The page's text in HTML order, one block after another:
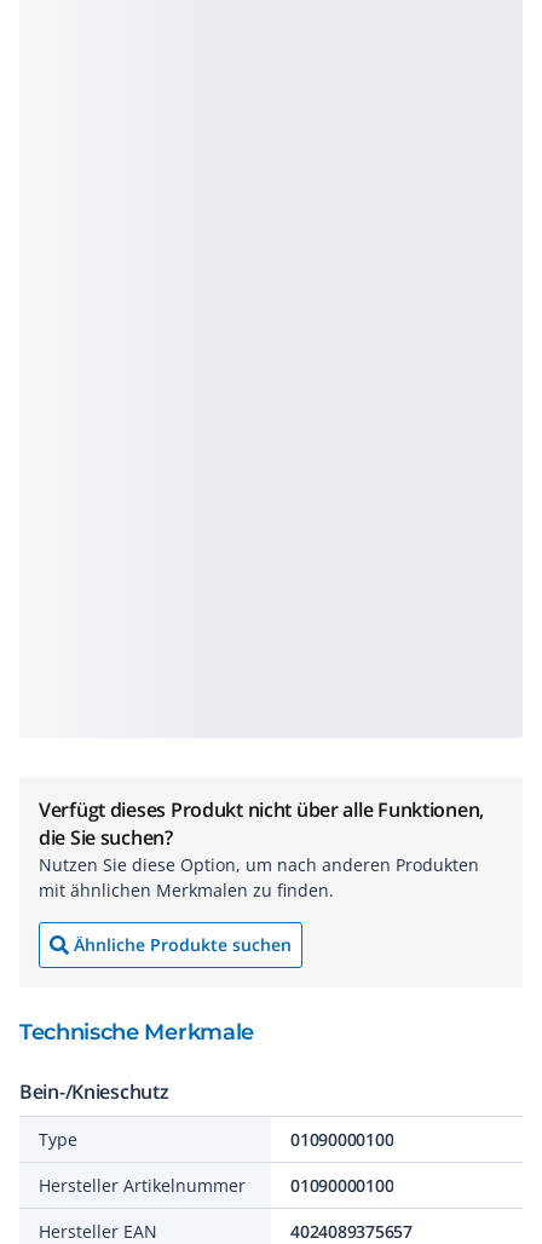
Verfügt dieses Produkt nicht über alle Funktionen,
die Sie suchen?
Nutzen Sie diese Option, um nach anderen Produkten
mit ähnlichen Merkmalen zu finden.
Ähnliche Produkte suchen
Technische Merkmale
Bein-/Knieschutz
Type
01090000100
Hersteller Artikelnummer
01090000100
Hersteller EAN
4024089375657